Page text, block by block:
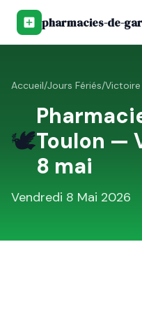
pharmacies-de-
Accueil/Jours Fériés/
🕊️Toulon —
8 mai
Vendredi 8 Mai 2026